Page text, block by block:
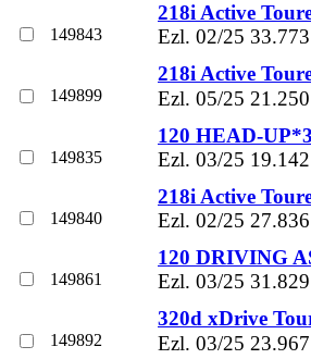
149843
218i Active
Ezl. 02/25
149899
218i Active
Ezl. 05/25
149835
120 HEAD-
Ezl. 03/25
149840
218i Active
Ezl. 02/25
149861
120 DRIVING
Ezl. 03/25
149892
320d xDrive
Ezl. 03/25